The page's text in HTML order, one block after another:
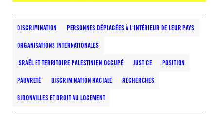
DISCRIMINATION PERSONNES DÉPLACÉES À L'INTÉRIEUR DE LEUR PAYS
ORGANISATIONS INTERNATIONALES
ISRAËL ET TERRITOIRE PALESTINIEN OCCUPÉ JUSTICE POSITION
PAUVRETÉ DISCRIMINATION RACIALE RECHERCHES
BIDONVILLES ET DROIT AU LOGEMENT